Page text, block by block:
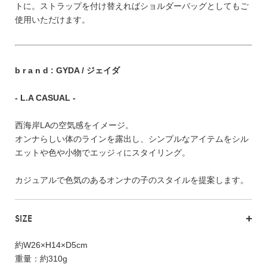
FEATURE
ご利用ガイド
会社概要
トに。ストラップを付け替えればショルダーバッグとしてもご
使用いただけます。
b r a n d : GYDA / ジェイダ
- L.A CASUAL -
西海岸LAの空気感をイメージ。
オンナらしい体のラインを露出し、シンプルなアイテムをシル
エットや色や小物でエッジィにスタイリング。
カジュアルで色気のあるオンナの子のスタイルを提案します。
SIZE
約W26×H14×D5cm
重量：約310g